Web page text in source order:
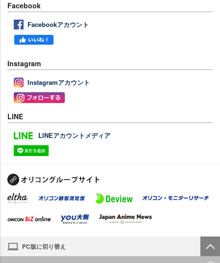
Facebook
Facebookアカウント
Instagram
Instagramアカウント
LINE
LINEアカウントメディア
PC版に切り替え